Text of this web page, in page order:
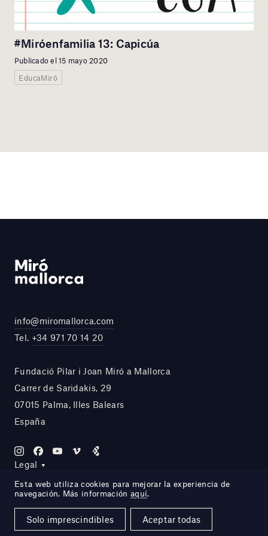
#Miróenfamilia 13: Capicúa
Publicado el 15 mayo 2020
EducaMiró
info@miromallorca.com
Tel. +34 971 70 14 20
Fundació Pilar i Joan Miró a Mallorca
Carrer de Saridakis, 29
07015 Palma, Illes Balears
España
Legal
Site by DOMO—A
Esta web utiliza cookies para mejorar la experiencia de
navegación. Más información aquí.
Solo imprescindibles Aceptar todas